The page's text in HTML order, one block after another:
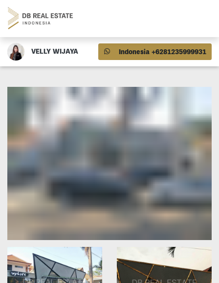
VELLY WIJAYA Indonesia +6281235999931